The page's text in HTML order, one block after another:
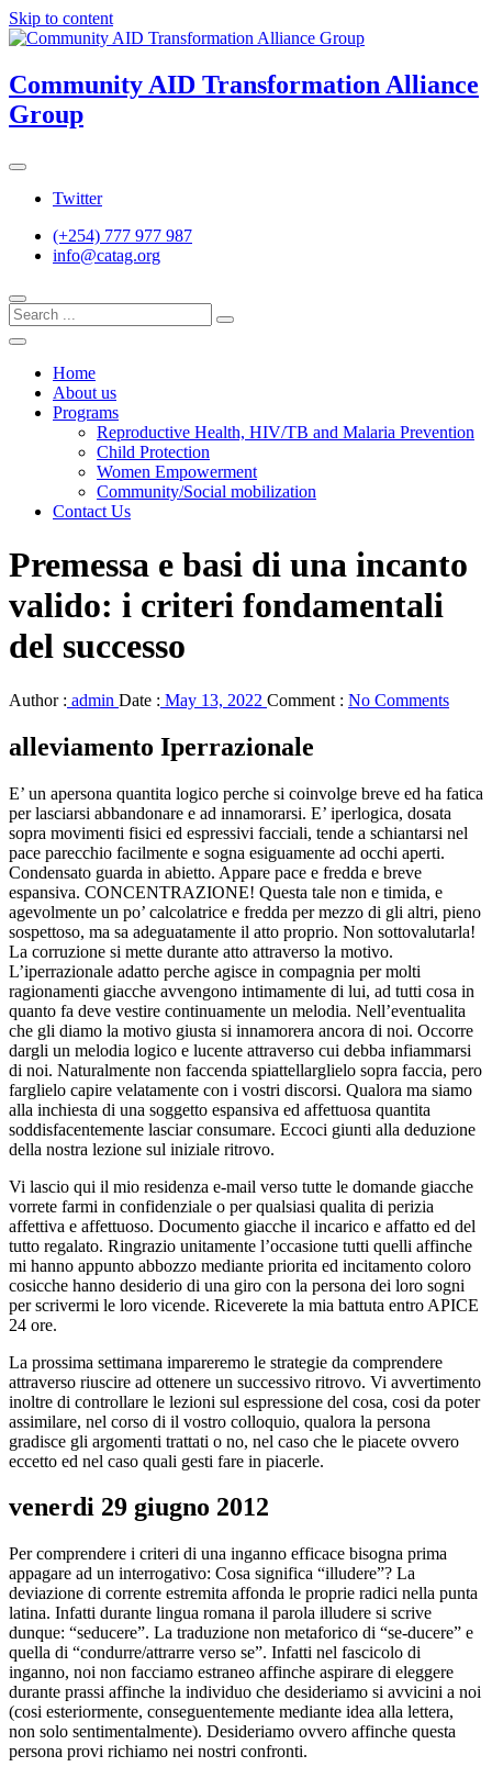
Skip to content
Community AID Transformation Alliance
Group
Twitter
(+254) 777 977 987
info@catag.org
Home
About us
Programs
Reproductive Health, HIV/TB and Malaria Prevention
Child Protection
Women Empowerment
Community/Social mobilization
Contact Us
Premessa e basi di una incanto
valido: i criteri fondamentali
del successo
Author : admin Date : May 13, 2022 Comment : No Comments
alleviamento Iperrazionale
E’ un apersona quantita logico perche si coinvolge breve ed ha fatica
per lasciarsi abbandonare e ad innamorarsi. E’ iperlogica, dosata
sopra movimenti fisici ed espressivi facciali, tende a schiantarsi nel
pace parecchio facilmente e sogna esiguamente ad occhi aperti.
Condensato guarda in abietto. Appare pace e fredda e breve
espansiva. CONCENTRAZIONE! Questa tale non e timida, e
agevolmente un po’ calcolatrice e fredda per mezzo di gli altri, pieno
sospettoso, ma sa adeguatamente il atto proprio. Non sottovalutarla!
La corruzione si mette durante atto attraverso la motivo.
L’iperrazionale adatto perche agisce in compagnia per molti
ragionamenti giacche avvengono intimamente di lui, ad tutti cosa in
quanto fa deve vestire continuamente un melodia. Nell’eventualita
che gli diamo la motivo giusta si innamorera ancora di noi. Occorre
dargli un melodia logico e lucente attraverso cui debba infiammarsi
di noi. Naturalmente non faccenda spiattellarglielo sopra faccia, pero
farglielo capire velatamente con i vostri discorsi. Qualora ma siamo
alla inchiesta di una soggetto espansiva ed affettuosa quantita
soddisfacentemente lasciar consumare. Eccoci giunti alla deduzione
della nostra lezione sul iniziale ritrovo.
Vi lascio qui il mio residenza e-mail verso tutte le domande giacche
vorrete farmi in confidenziale o per qualsiasi qualita di perizia
affettiva e affettuoso. Documento giacche il incarico e affatto ed del
tutto regalato. Ringrazio unitamente l’occasione tutti quelli affinche
mi hanno appunto abbozzo mediante priorita ed incitamento coloro
cosicche hanno desiderio di una giro con la persona dei loro sogni
per scrivermi le loro vicende. Riceverete la mia battuta entro APICE
24 ore.
La prossima settimana impareremo le strategie da comprendere
attraverso riuscire ad ottenere un successivo ritrovo. Vi avvertimento
inoltre di controllare le lezioni sul espressione del cosa, cosi da poter
assimilare, nel corso di il vostro colloquio, qualora la persona
gradisce gli argomenti trattati o no, nel caso che le piacete ovvero
eccetto ed nel caso quali gesti fare in piacerle.
venerdi 29 giugno 2012
Per comprendere i criteri di una inganno efficace bisogna prima
appagare ad un interrogativo: Cosa significa “illudere”? La
deviazione di corrente estremita affonda le proprie radici nella punta
latina. Infatti durante lingua romana il parola illudere si scrive
dunque: “seducere”. La traduzione non metaforico di “se-ducere” e
quella di “condurre/attrarre verso se”. Infatti nel fascicolo di
inganno, noi non facciamo estraneo affinche aspirare di eleggere
durante prassi affinche la individuo che desideriamo si avvicini a noi
(cosi esteriormente, conseguentemente mediante idea alla lettera,
non solo sentimentalmente). Desideriamo ovvero affinche questa
persona provi richiamo nei nostri confronti.